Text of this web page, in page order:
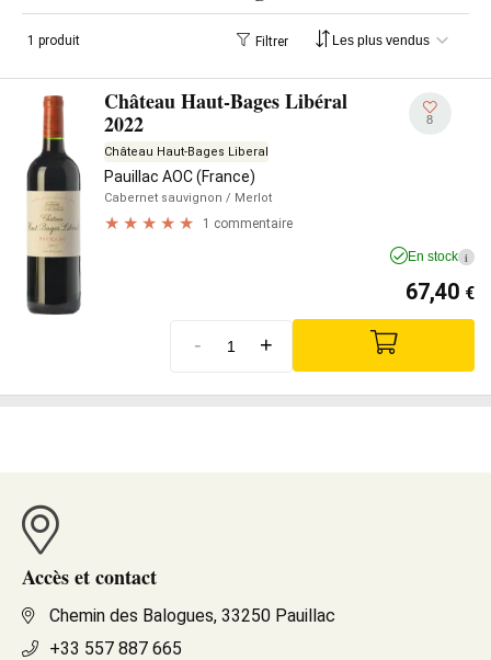
1 produit Filtrer
Château Haut-Bages Libéral
2022
Château Haut-Bages Liberal
Pauillac AOC (France)
Cabernet sauvignon / Merlot
1 commentaire
8
En stock i
67,40 €
- +
Accès et contact
Chemin des Balogues, 33250 Pauillac
+33 557 887 665